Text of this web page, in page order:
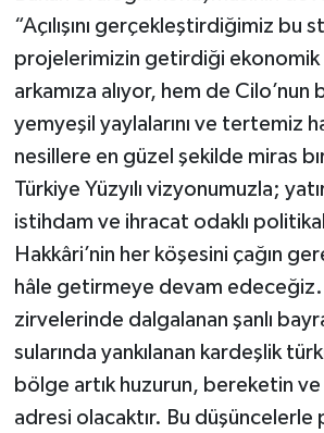
“Açılışını gerçekleştirdiğimiz bu
projelerimizin getirdiği ekonomik
arkamıza alıyor, hem de
yemyeşil yaylalarını ve tertemiz
nesillere en güzel şekilde miras
Türkiye Yüzyılı vizyonumuzla;
istihdam ve ihracat odaklı
Hakkâri’nin her köşesini çağın
hâle getirmeye devam edeceğiz.
zirvelerinde dalgalanan şanlı
sularında yankılanan kardeşlik
bölge artık huzurun, bereketin
adresi olacaktır. Bu düşüncelerle